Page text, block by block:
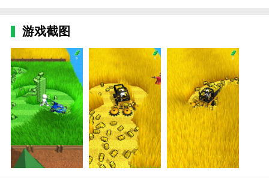
速清除障碍，展示玩家的操作技能和反应速度。
3.同样强调防御和生存：在割草过程中，玩家必须
时刻保持警惕，免受攻击和陷阱伤害，确保任务的顺利
进行。
4.不断优化策略：随着游戏的进行，玩家需要不断
调整组合和战术策略，以应对更复杂的场景和挑战。
游戏优势
1.渐进式关卡挑战：游戏设有多个关卡，玩家需要
游戏截图